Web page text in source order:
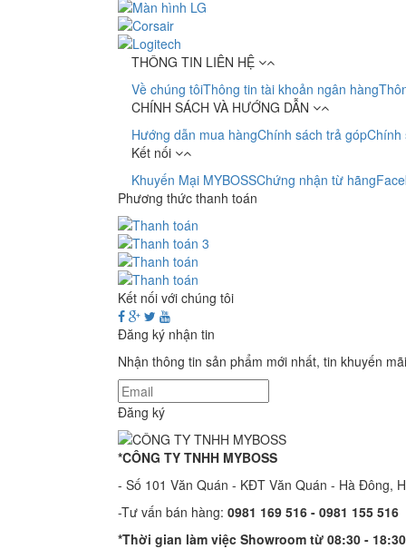
THÔNG TIN LIÊN HỆ
Về chúng tôiThông tin tài khoản ngân hàng
CHÍNH SÁCH VÀ HƯỚNG DẪN
Hướng dẫn mua hàngChính sách trả gópChính
Kết nối
Khuyến Mại MYBOSSChứng nhận từ hãng
Phương thức thanh toán
Kết nối với chúng tôi
Đăng ký nhận tin
Nhận thông tin sản phẩm mới nhất, tin khuyến
Đăng ký
*CÔNG TY TNHH MYBOSS
- Số 101 Văn Quán - KĐT Văn Quán - Hà Đông,
-Tư vấn bán hàng: 0981 169 516 - ​0981 155 516
*Thời gian làm việc Showroom từ 08:30 -